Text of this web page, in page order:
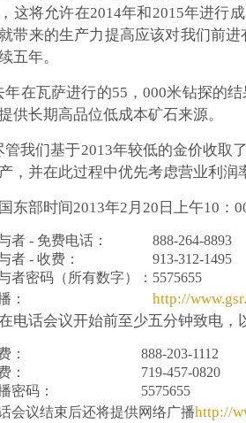
这将允许在2014年和2015年进行
带来的生产力提高应该对我们前
五年。
年在瓦萨进行的55，000米钻探的
供长期高品位低成本矿石来源。
管我们基于2013年较低的金价收取
，并在此过程中优先考虑营业利润
东部时间2013年2月20日上午10：
者 - 免费电话：
888-264-8893
者 - 收费：
913-312-1495
者密码（所有数字）： 5575655
：
http://
电话会议开始前至少五分钟致电，
：
888-203-1112
：
719-457-0820
密码：
5575655
会议结束后还将提供网络广播http://